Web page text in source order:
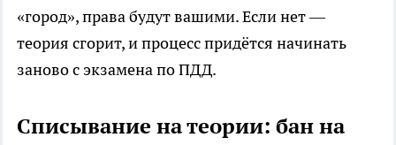
«город», права будут вашими. Если нет —
теория сгорит, и процесс придётся начинать
заново с экзамена по ПДД.
Списывание на теории: бан на